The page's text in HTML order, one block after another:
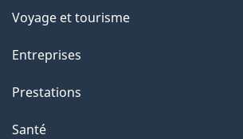
Voyage et tourisme
Entreprises
Prestations
Santé